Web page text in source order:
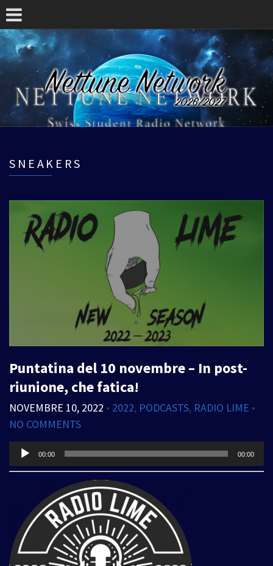
SNEAKERS
Puntatina del 10 novembre – In post-
riunione, che fatica!
NOVEMBRE 10, 2022 • 2022, PODCASTS, RADIO LIME •
NO COMMENTS
Audio
Player
00:00 00:00